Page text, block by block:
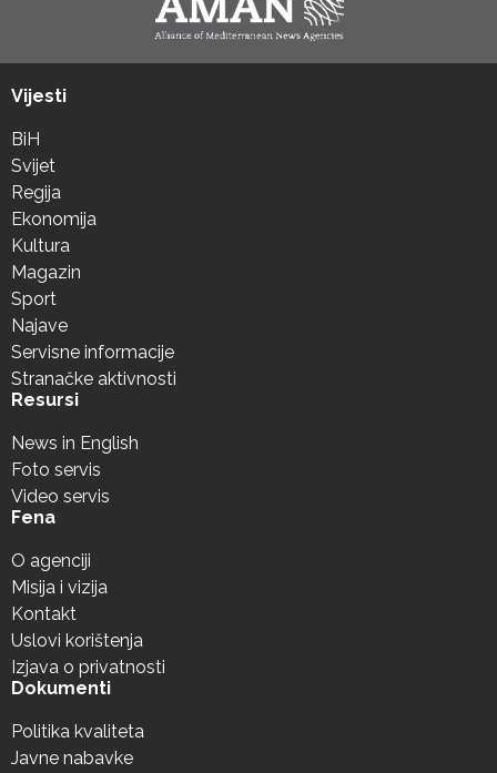
Vijesti
BiH
Svijet
Regija
Ekonomija
Kultura
Magazin
Sport
Najave
Servisne informacije
Stranačke aktivnosti
Resursi
News in English
Foto servis
Video servis
Fena
O agenciji
Misija i vizija
Kontakt
Uslovi korištenja
Izjava o privatnosti
Dokumenti
Politika kvaliteta
Javne nabavke